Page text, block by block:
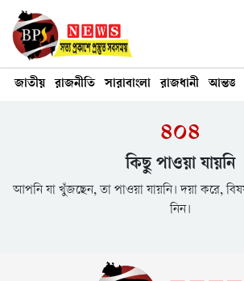
জাতীয় রাজনীতি সারাবাংলা রাজধানী
৪০৪
কিছু পাওয়া যায়নি
আপনি যা খুঁজছেন, তা পাওয়া যায়নি। দয়া করে,
নিন।